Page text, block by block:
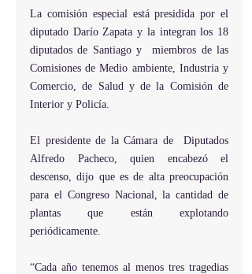
La comisión especial está presidida por el
diputado Darío Zapata y la integran los 18
diputados de Santiago y  miembros de las
Comisiones de Medio ambiente, Industria y
Comercio, de Salud y de la Comisión de
Interior y Policía.
El presidente de la Cámara de  Diputados
Alfredo Pacheco, quien encabezó el
descenso, dijo que es de alta preocupación
para el Congreso Nacional, la cantidad de
plantas que están explotando
periódicamente.
“Cada año tenemos al menos tres tragedias